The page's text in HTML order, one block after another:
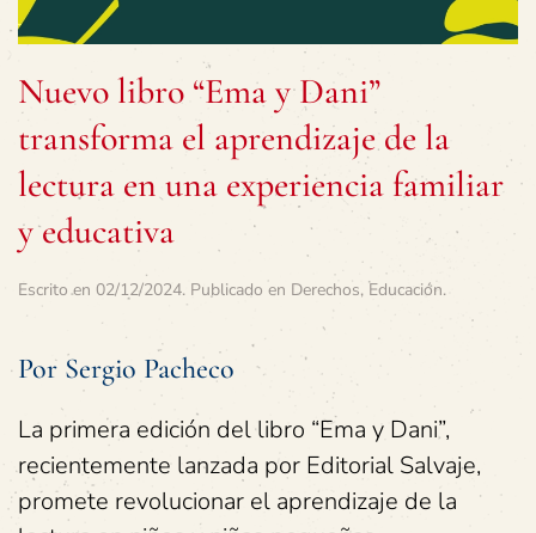
Nuevo libro “Ema y Dani”
transforma el aprendizaje de la
lectura en una experiencia familiar
y educativa
Escrito en 02/12/2024. Publicado en Derechos, Educación.
Por Sergio Pacheco
La primera edición del libro “Ema y Dani”,
recientemente lanzada por Editorial Salvaje,
promete revolucionar el aprendizaje de la